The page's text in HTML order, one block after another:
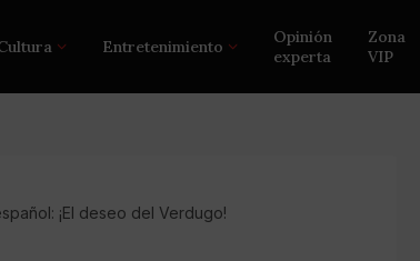
Entretenimiento
Opinión
experta
Zona
VIP
¡El deseo del Verdugo!